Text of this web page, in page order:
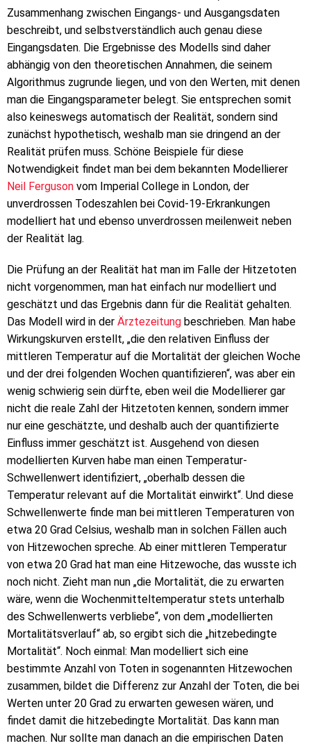
Zusammenhang zwischen Eingangs- und Ausgangsdaten
beschreibt, und selbstverständlich auch genau diese
Eingangsdaten. Die Ergebnisse des Modells sind daher
abhängig von den theoretischen Annahmen, die seinem
Algorithmus zugrunde liegen, und von den Werten, mit denen
man die Eingangsparameter belegt. Sie entsprechen somit
also keineswegs automatisch der Realität, sondern sind
zunächst hypothetisch, weshalb man sie dringend an der
Realität prüfen muss. Schöne Beispiele für diese
Notwendigkeit findet man bei dem bekannten Modellierer
Neil Ferguson vom Imperial College in London, der
unverdrossen Todeszahlen bei Covid-19-Erkrankungen
modelliert hat und ebenso unverdrossen meilenweit neben
der Realität lag.
Die Prüfung an der Realität hat man im Falle der Hitzetoten
nicht vorgenommen, man hat einfach nur modelliert und
geschätzt und das Ergebnis dann für die Realität gehalten.
Das Modell wird in der Ärztezeitung beschrieben. Man habe
Wirkungskurven erstellt, „die den relativen Einfluss der
mittleren Temperatur auf die Mortalität der gleichen Woche
und der drei folgenden Wochen quantifizieren“, was aber ein
wenig schwierig sein dürfte, eben weil die Modellierer gar
nicht die reale Zahl der Hitzetoten kennen, sondern immer
nur eine geschätzte, und deshalb auch der quantifizierte
Einfluss immer geschätzt ist. Ausgehend von diesen
modellierten Kurven habe man einen Temperatur-
Schwellenwert identifiziert, „oberhalb dessen die
Temperatur relevant auf die Mortalität einwirkt“. Und diese
Schwellenwerte finde man bei mittleren Temperaturen von
etwa 20 Grad Celsius, weshalb man in solchen Fällen auch
von Hitzewochen spreche. Ab einer mittleren Temperatur
von etwa 20 Grad hat man eine Hitzewoche, das wusste ich
noch nicht. Zieht man nun „die Mortalität, die zu erwarten
wäre, wenn die Wochenmitteltemperatur stets unterhalb
des Schwellenwerts verbliebe“, von dem „modellierten
Mortalitätsverlauf“ ab, so ergibt sich die „hitzebedingte
Mortalität“. Noch einmal: Man modelliert sich eine
bestimmte Anzahl von Toten in sogenannten Hitzewochen
zusammen, bildet die Differenz zur Anzahl der Toten, die bei
Werten unter 20 Grad zu erwarten gewesen wären, und
findet damit die hitzebedingte Mortalität. Das kann man
machen. Nur sollte man danach an die empirischen Daten